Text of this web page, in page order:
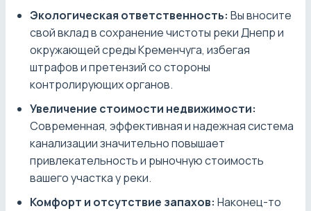
Экологическая ответственность: Вы вносите
свой вклад в сохранение чистоты реки Днепр и
окружающей среды Кременчуга, избегая
штрафов и претензий со стороны
контролирующих органов.
Увеличение стоимости недвижимости:
Современная, эффективная и надежная система
канализации значительно повышает
привлекательность и рыночную стоимость
вашего участка у реки.
Комфорт и отсутствие запахов: Наконец-то